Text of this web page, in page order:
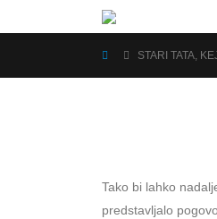
STARI TATA,
Tako bi lahko
predstavljalo